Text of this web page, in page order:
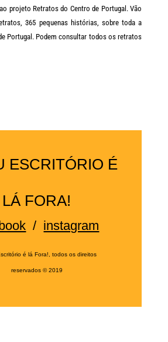
projeto Retratos do Centro de Portugal. Vão
365 pequenas histórias, sobre toda a
Portugal. Podem consultar todos os retratos
ESCRITÓRIO É
LÁ FORA!
/ instagram
é lá Fora!, todos os direitos
reservados ©2019